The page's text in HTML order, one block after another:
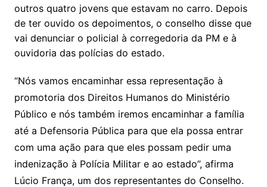
outros quatro jovens que estavam no carro. Depois
de ter ouvido os depoimentos, o conselho disse que
vai denunciar o policial à corregedoria da PM e à
ouvidoria das polícias do estado.
“Nós vamos encaminhar essa representação à
promotoria dos Direitos Humanos do Ministério
Público e nós também iremos encaminhar a família
até a Defensoria Pública para que ela possa entrar
com uma ação para que eles possam pedir uma
indenização à Polícia Militar e ao estado”, afirma
Lúcio França, um dos representantes do Conselho.